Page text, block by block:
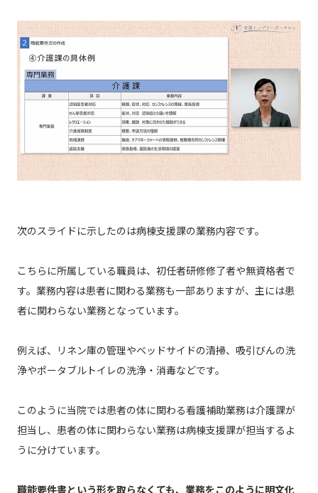
次のスライドに示したのは病棟支援課の業務内容です。
こちらに所属している職員は、初任者研修修了者や無資格者で
す。業務内容は患者に関わる業務も一部ありますが、主には患
者に関わらない業務となっています。
例えば、リネン庫の管理やベッドサイドの清掃、吸引びんの洗
浄やポータブルトイレの洗浄・消毒などです。
このように当院では患者の体に関わる看護補助業務は介護課が
担当し、患者の体に関わらない業務は病棟支援課が担当するよ
うに分けています。
職能要件書という形を取らなくても、業務をこのように明文化